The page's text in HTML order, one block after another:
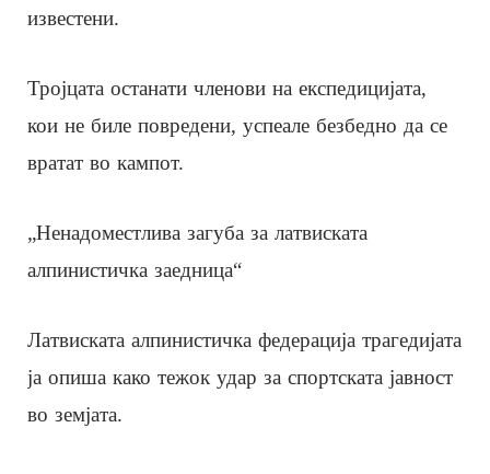
известени.
Тројцата останати членови на експедицијата,
кои не биле повредени, успеале безбедно да се
вратат во кампот.
„Ненадоместлива загуба за латвиската
алпинистичка заедница“
Латвиската алпинистичка федерација трагедијата
ја опиша како тежок удар за спортската јавност
во земјата.